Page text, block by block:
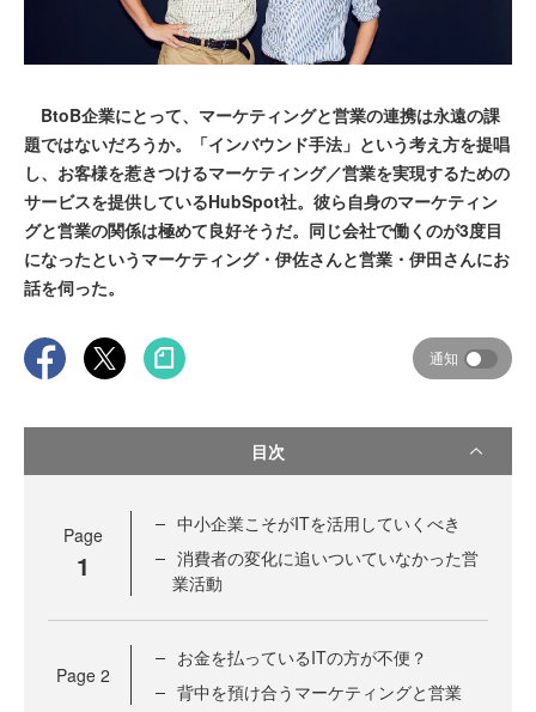
BtoB企業にとって、マーケティングと営業の連携は永遠の課
題ではないだろうか。「インバウンド手法」という考え方を提唱
し、お客様を惹きつけるマーケティング／営業を実現するための
サービスを提供しているHubSpot社。彼ら自身のマーケティン
グと営業の関係は極めて良好そうだ。同じ会社で働くのが3度目
になったというマーケティング・伊佐さんと営業・伊田さんにお
話を伺った。
通知
目次
Page
1
中小企業こそがITを活用していくべき
消費者の変化に追いついていなかった営
業活動
Page 2
お金を払っているITの方が不便？
背中を預け合うマーケティングと営業